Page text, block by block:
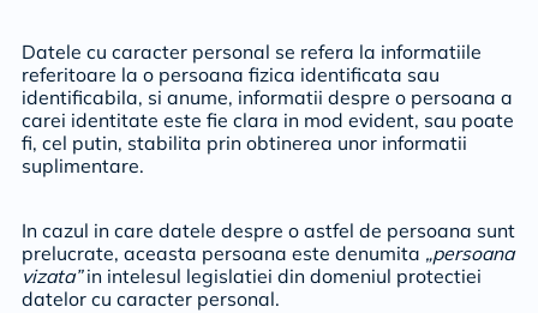
Datele cu caracter personal se refera la informatiile
referitoare la o persoana fizica identificata sau
identificabila, si anume, informatii despre o persoana a
carei identitate este fie clara in mod evident, sau poate
fi, cel putin, stabilita prin obtinerea unor informatii
suplimentare.
In cazul in care datele despre o astfel de persoana sunt
prelucrate, aceasta persoana este denumita „persoana
vizata”in intelesul legislatiei din domeniul protectiei
datelor cu caracter personal.